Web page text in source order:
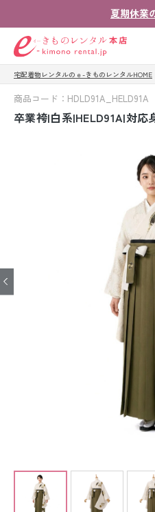
夏期休業
ゲスト
お気に入り ロ
ジュニア着物レンタル
宅配着物レンタルのｅ-きものレンタルHOME
商品コード：HDLD91A_HELD91A
卒業袴|白系|HELD91A|対応